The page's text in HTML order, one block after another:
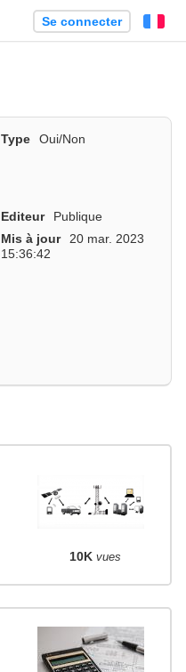
Se connecter
Type
Oui/Non
Editeur
Publique
Mis à jour
20 mar. 2023
15:36:42
10K vues